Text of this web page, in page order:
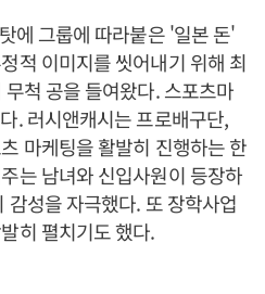
에 그룹에 따라붙은 '일본 돈'
적 이미지를 씻어내기 위해 최
척 공을 들여왔다. 스포츠마
. 러시앤캐시는 프로배구단,
마케팅을 활발히 진행하는 한
는 남녀와 신입사원이 등장하
감성을 자극했다. 또 장학사업
히 펼치기도 했다.